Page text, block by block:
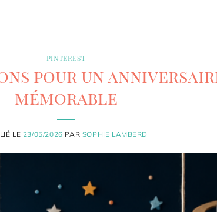
PINTEREST
pour un
mémorable
LE 23/05/2026 PAR SOPHIE LAMBERD